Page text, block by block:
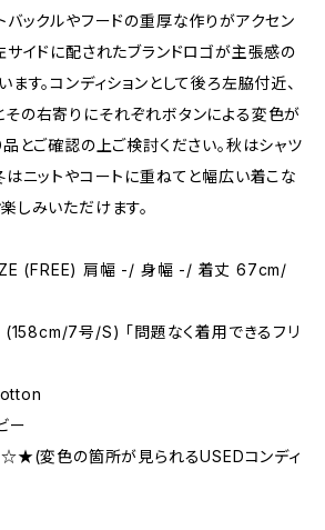
バックルやフードの重厚な作りがアクセン
サイドに配されたブランドロゴが主張感の
ます。コンディションとして後ろ左脇付近、
の右寄りにそれぞれボタンによる変色が
とご確認の上ご検討ください。秋はシャツ
はニットやコートに重ねてと幅広い着こな
しみいただけます。
(FREE) 肩幅 -/ 身幅 -/ 着丈 67cm/
7号/S) 「問題なく着用できるフリ
ー
色の箇所が見られるUSEDコンディ